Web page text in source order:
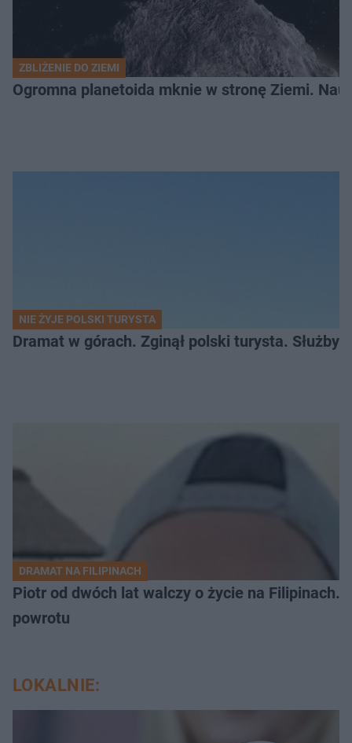
ZBLIŻENIE DO ZIEMI
Ogromna planetoida mknie w stronę Ziemi.
NIE ŻYJE POLSKI TURYSTA
Dramat w górach. Zginął polski turysta. Służby
DRAMAT NA FILIPINACH
Piotr od dwóch lat walczy o życie na Filipinach.
powrotu
LOKALNIE: